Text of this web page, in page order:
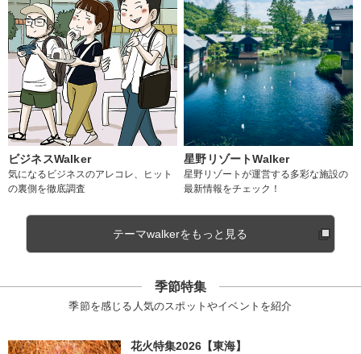
ビジネスWalker
気になるビジネスのアレコレ、ヒット
の裏側を徹底調査
星野リゾートWalker
星野リゾートが運営する多彩な施設の
最新情報をチェック！
テーマwalkerをもっと見る
季節特集
季節を感じる人気のスポットやイベントを紹介
花火特集2026【東海】